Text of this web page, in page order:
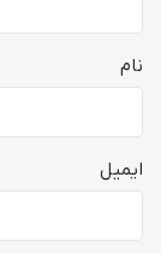
نام
ایمیل